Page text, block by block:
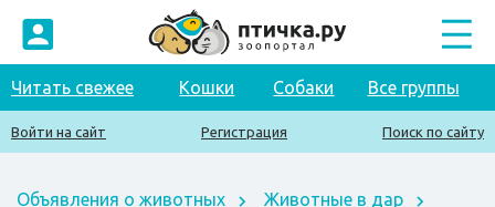
Читать свежее Кошки Собаки Все группы
Войти на сайт Регистрация Поиск по сайту
Объявления о животных
Животные в дар